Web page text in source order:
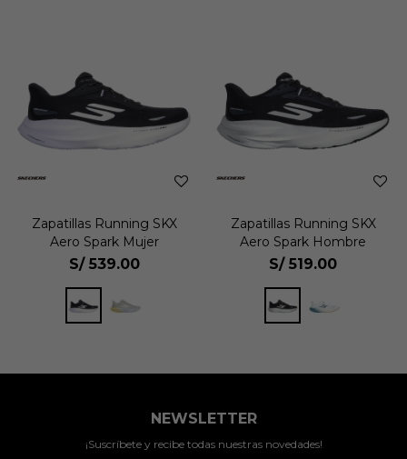
Zapatillas Running SKX
Aero Spark Mujer
S/ 539.00
Zapatillas Running SKX
Aero Spark Hombre
S/ 519.00
NEWSLETTER
¡Suscríbete y recibe todas nuestras novedades!